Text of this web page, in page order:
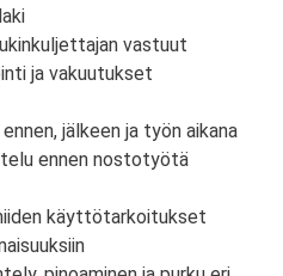
vastuut
ja vakuutukset
jälkeen ja työn aikana
ennen nostotyötä
käyttötarkoitukset